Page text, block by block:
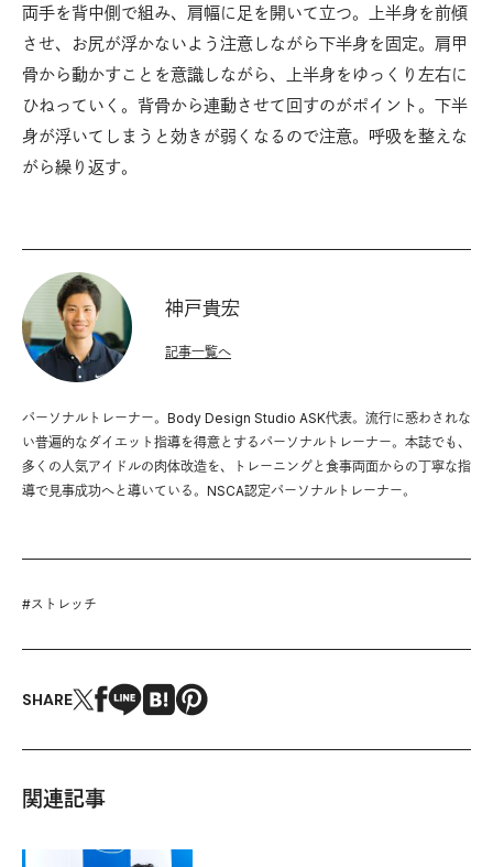
両手を背中側で組み、肩幅に足を開いて立つ。上半身を前傾
させ、お尻が浮かないよう注意しながら下半身を固定。肩甲
骨から動かすことを意識しながら、上半身をゆっくり左右に
ひねっていく。背骨から連動させて回すのがポイント。下半
身が浮いてしまうと効きが弱くなるので注意。呼吸を整えな
がら繰り返す。
神戸貴宏
パーソナルトレーナー。Body Design Studio ASK代表。流行に惑わされな
い普遍的なダイエット指導を得意とするパーソナルトレーナー。本誌でも、
多くの人気アイドルの肉体改造を、トレーニングと食事両面からの丁寧な指
導で見事成功へと導いている。NSCA認定パーソナルトレーナー。
記事一覧へ
#ストレッチ
SHARE
関連記事